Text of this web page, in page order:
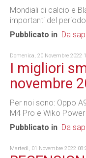
Mondiali di calcio e
importanti del
Pubblicato in Da
Domenica, 20 Novembre 2022
I migliori
novembre
Per noi sono: Oppo
M4 Pro e Wiko Power
Pubblicato in Da
Martedì, 01 Novembre 2022